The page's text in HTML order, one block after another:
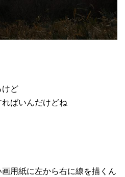
ど
ばいんだけどね
用紙に左から右に線を描くん